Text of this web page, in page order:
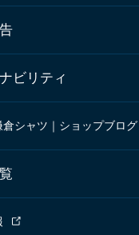
ビリティ
倉シャツ｜ショップブログ